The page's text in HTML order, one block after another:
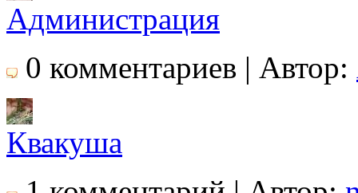
Администрация
0 комментариев | Автор:
Квакуша